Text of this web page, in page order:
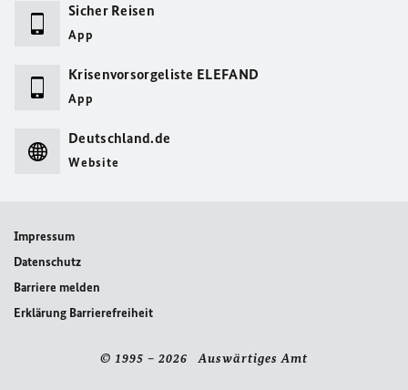
Sicher Reisen
App
Krisenvorsorgeliste ELEFAND
App
Deutschland.de
Website
Impressum
Datenschutz
Barriere melden
Erklärung Barrierefreiheit
© 1995 – 2026 Auswärtiges Amt